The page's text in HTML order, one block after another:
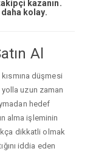
kazanın.
kolay.
Al
düşmesi
uzun zaman
hedef
alma işleminin
dikkatli olmak
iddia eden